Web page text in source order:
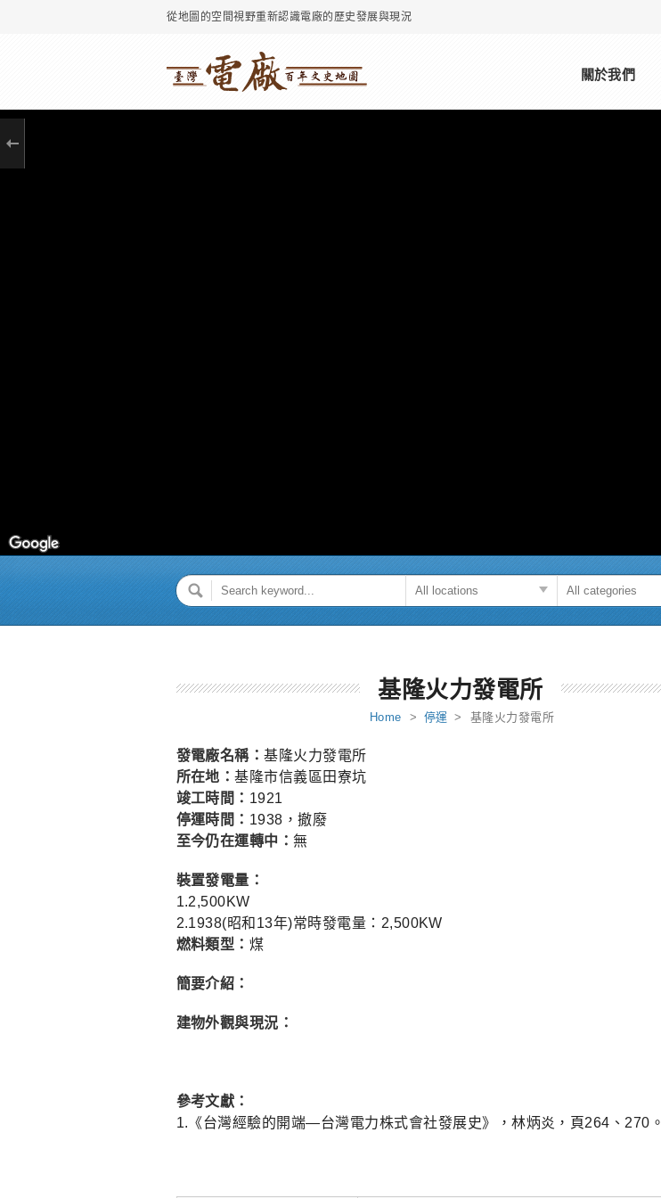
從地圖的空間視野重新認識電廠的歷史發展與現況
Main menu
關於我們
基隆火力發電所
Home > 停運 > 基隆火力發電所
發電廠名稱：基隆火力發電所
所在地：基隆市信義區田寮坑
竣工時間： 1921
停運時間： 1938，撤廢
至今仍在運轉中：無
裝置發電量：
1.2,500KW
2.1938(昭和13年)常時發電量：2,500KW
燃料類型： 煤
簡要介紹：
建物外觀與現況：
參考文獻：
1.《台灣經驗的開端—台灣電力株式會社發展史》，林炳炎，頁264、270。